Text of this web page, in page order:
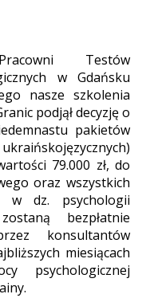
Testów
w Gdańsku
nasze szkolenia
podjął decyzję o
pakietów
79.000 zł, do
oraz wszystkich
w dz. psychologii
bezpłatnie
konsultantów
miesiącach
psychologicznej